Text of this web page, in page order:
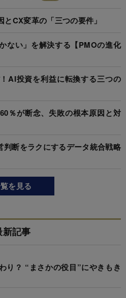
CX変革の「三つの要件」
ない」を解決する【PMOの進化
AI投資を利益に転換する三つの
％が断念、失敗の根本原因と対
断をラクにするデータ統合戦略
を見る
新記事
り？ “まさかの役目”にやきもき